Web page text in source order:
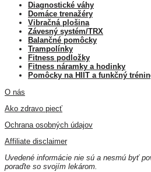
Diagnostické váhy
Domáce trenažéry
Vibračná plošina
Závesný systém/TRX
Balančné pomôcky
Trampolínky
Fitness podložky
Fitness náramky a hodinky
Pomôcky na HIIT a funkčný
O nás
Ako zdravo piecť
Ochrana osobných údajov
Affiliate disclaimer
Uvedené informácie nie sú a nesmú byť
poraďte so svojím lekárom.